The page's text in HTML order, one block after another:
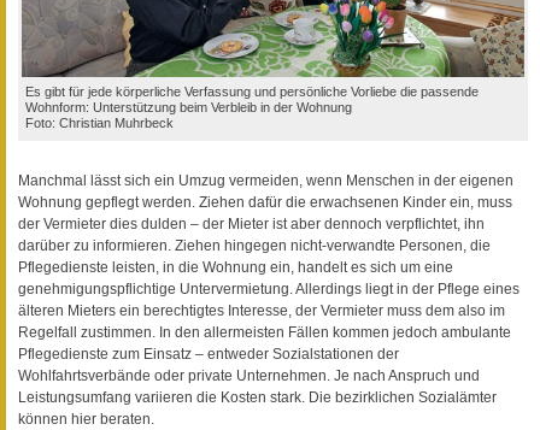
Es gibt für jede körperliche Verfassung und persönliche Vorliebe die passende
Wohnform: Unterstützung beim Verbleib in der Wohnung
Foto: Christian Muhrbeck
Manchmal lässt sich ein Umzug vermeiden, wenn Menschen in der eigenen
Wohnung gepflegt werden. Ziehen dafür die erwachsenen Kinder ein, muss
der Vermieter dies dulden – der Mieter ist aber dennoch verpflichtet, ihn
darüber zu informieren. Ziehen hingegen nicht-verwandte Personen, die
Pflegedienste leisten, in die Wohnung ein, handelt es sich um eine
genehmigungspflichtige Untervermietung. Allerdings liegt in der Pflege eines
älteren Mieters ein berechtigtes Interesse, der Vermieter muss dem also im
Regelfall zustimmen. In den allermeisten Fällen kommen jedoch ambulante
Pflegedienste zum Einsatz – entweder Sozialstationen der
Wohlfahrtsverbände oder private Unternehmen. Je nach Anspruch und
Leistungsumfang variieren die Kosten stark. Die bezirklichen Sozialämter
können hier beraten.